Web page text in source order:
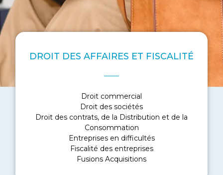
DROIT DES AFFAIRES ET FISCALITÉ
Droit commercial
Droit des sociétés
Droit des contrats, de la Distribution et de la
Consommation
Entreprises en difficultés
Fiscalité des entreprises
Fusions Acquisitions